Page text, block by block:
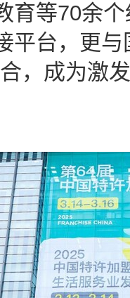
育等70余
平台，更
，成为激